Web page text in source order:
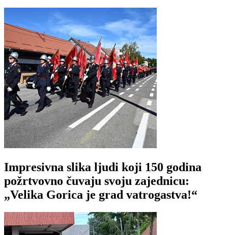
Impresivna slika ljudi koji 150 godina
požrtvovno čuvaju svoju zajednicu:
„Velika Gorica je grad vatrogastva!“